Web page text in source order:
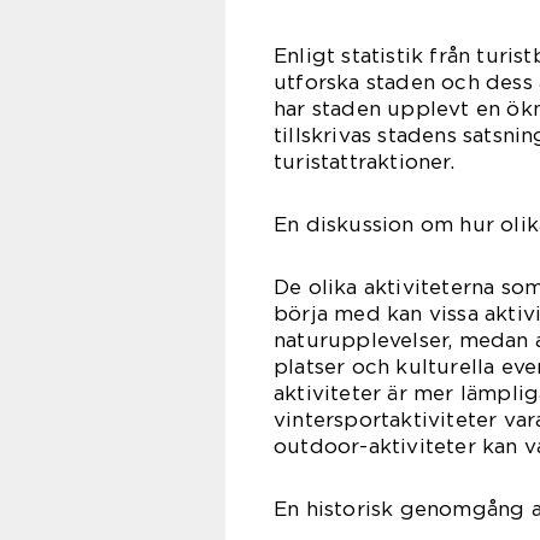
Enligt statistik från
utforska staden och
har staden upplevt en
tillskrivas stadens
turistattraktioner.
En diskussion om hur
De olika aktiviteterna
börja med kan vissa
naturupplevelser, medan
platser och kulturella
aktiviteter är mer
vintersportaktiviteter
outdoor-aktiviteter kan
En historisk genomgång